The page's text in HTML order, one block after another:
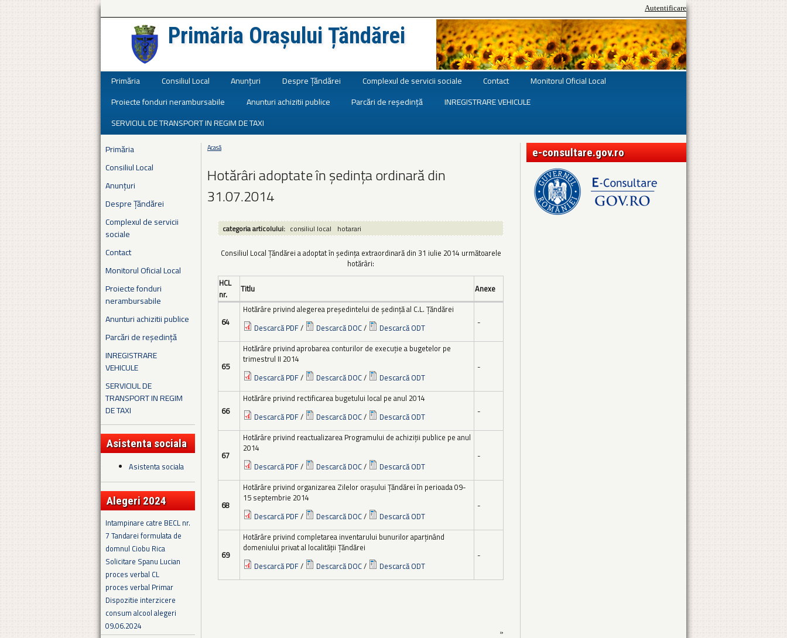
Autentificare
Primăria Orașului Țăndărei
Primăria Consiliul Local Anunțuri Despre Țăndărei Complexul de servicii sociale Contact
Monitorul Oficial Local
Proiecte fonduri nerambursabile
Anunturi achizitii publice Parcări de reședință
INREGISTRARE VEHICULE
SERVICIUL DE TRANSPORT IN REGIM DE TAXI
Primăria
Consiliul Local
Anunțuri
Despre Țăndărei
Complexul de servicii
sociale
Contact
Monitorul Oficial Local
Proiecte fonduri
nerambursabile
Anunturi achizitii publice
Parcări de reședință
INREGISTRARE
VEHICULE
SERVICIUL DE
TRANSPORT IN REGIM
DE TAXI
Asistenta sociala
Asistenta sociala
Alegeri 2024
Intampinare catre BECL nr.
7 Tandarei formulata de
domnul Ciobu Rica
Solicitare Spanu Lucian
proces verbal CL
proces verbal Primar
Dispozitie interzicere
consum alcool alegeri
09.06.2024
Eşti aici
Acasă
Hotărâri adoptate în ședința ordinară din
31.07.2014
categoria articolului: consiliul local hotarari
Consiliul Local Țăndărei a adoptat în ședința extraordinară din 31 iulie 2014 următoarele
hotărâri:
HCL
nr.
Titlu Anexe
64
Hotărâre privind alegerea președintelui de ședință al C.L. Țăndărei
Descarcă PDF/ Descarcă DOC/ Descarcă ODT -
65
Hotărâre privind aprobarea conturilor de execuţie a bugetelor pe
trimestrul II 2014
Descarcă PDF/ Descarcă DOC/ Descarcă ODT
-
66
Hotărâre privind rectificarea bugetului local pe anul 2014
Descarcă PDF/ Descarcă DOC/ Descarcă ODT -
67
Hotărâre privind reactualizarea Programului de achiziţii publice pe anul
2014
Descarcă PDF/ Descarcă DOC/ Descarcă ODT
-
68
Hotărâre privind organizarea Zilelor oraşului Ţăndărei în perioada 09-
15 septembrie 2014
Descarcă PDF/ Descarcă DOC/ Descarcă ODT
-
69
Hotărâre privind completarea inventarului bunurilor aparţinând
domeniului privat al localităţii Țăndărei
Descarcă PDF/ Descarcă DOC/ Descarcă ODT
-
»
e-consultare.gov.ro